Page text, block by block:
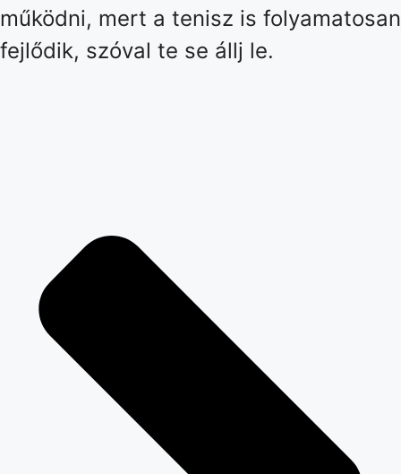
működni, mert a tenisz is folyamatosan
fejlődik, szóval te se állj le.